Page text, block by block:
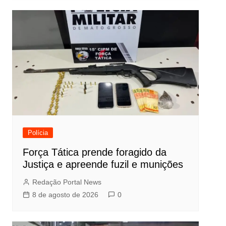
Polícia
Força Tática prende foragido da
Justiça e apreende fuzil e munições
Redação Portal News
8 de agosto de 2026
0